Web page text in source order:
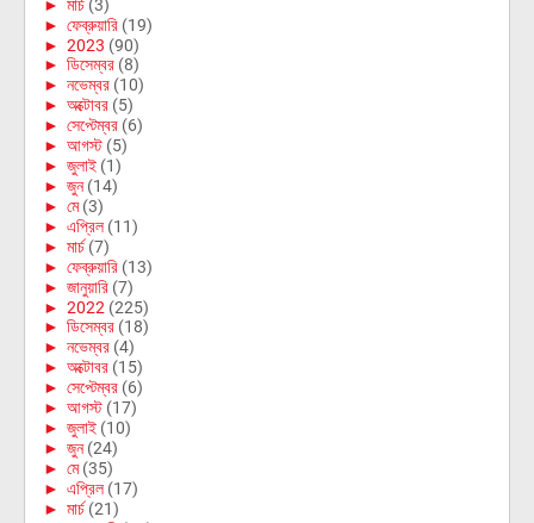
► মার্চ (3)
► ফেব্রুয়ারি (19)
► 2023 (90)
► ডিসেম্বর (8)
► নভেম্বর (10)
► অক্টোবর (5)
► সেপ্টেম্বর (6)
► আগস্ট (5)
► জুলাই (1)
► জুন (14)
► মে (3)
► এপ্রিল (11)
► মার্চ (7)
► ফেব্রুয়ারি (13)
► জানুয়ারি (7)
► 2022 (225)
► ডিসেম্বর (18)
► নভেম্বর (4)
► অক্টোবর (15)
► সেপ্টেম্বর (6)
► আগস্ট (17)
► জুলাই (10)
► জুন (24)
► মে (35)
► এপ্রিল (17)
► মার্চ (21)